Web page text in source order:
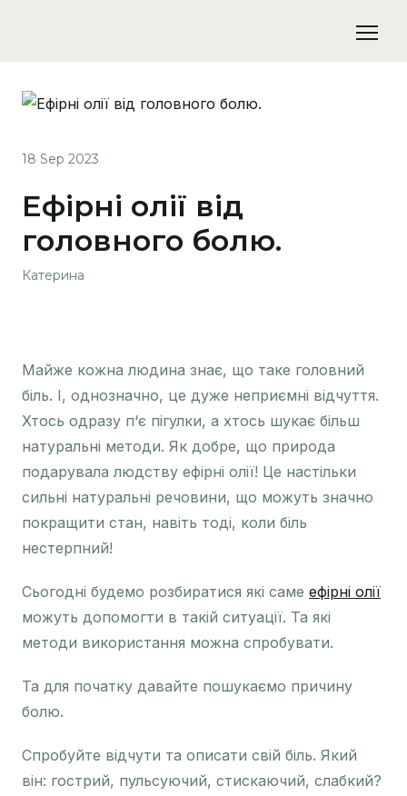
18 Sep 2023
Ефірні олії від
головного болю.
Катерина
Майже кожна людина знає, що таке головний
біль. І, однозначно, це дуже неприємні відчуття.
Хтось одразу п‘є пігулки, а хтось шукає більш
натуральні методи. Як добре, що природа
подарувала людству ефірні олії! Це настільки
сильні натуральні речовини, що можуть значно
покращити стан, навіть тоді, коли біль
нестерпний!
Сьогодні будемо розбиратися які саме ефірні олії
можуть допомогти в такій ситуації. Та які
методи використання можна спробувати.
Та для початку давайте пошукаємо причину
болю.
Спробуйте відчути та описати свій біль. Який
він: гострий, пульсуючий, стискаючий, слабкий?